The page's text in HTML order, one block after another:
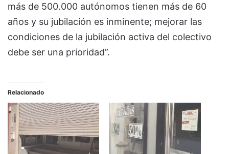
más de 500.000 autónomos tienen más de 60
años y su jubilación es inminente; mejorar las
condiciones de la jubilación activa del colectivo
debe ser una prioridad”.
Relacionado